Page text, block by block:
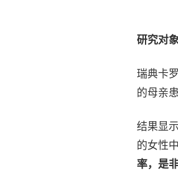
研究对
瑞典卡
的母亲
结果显
的女性
率，是